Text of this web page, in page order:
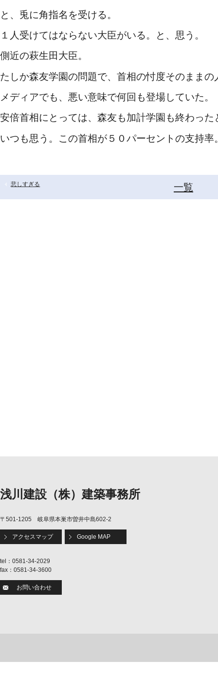
と、兎に角指名を受ける。
１人受けてはならない大臣がいる。と、思う。
側近の萩生田大臣。
たしか森友学園の問題で、首相の忖度そのままの
メディアでも、悪い意味で何回も登場していた。
安倍首相にとっては、森友も加計学園も終わった
いつも思う。この首相が５０パーセントの支持率
悲しすぎる 一覧
浅川建設（株）建築事務所
〒501-1205 岐阜県本巣市曽井中島602-2
アクセスマップ Google MAP
tel：0581-34-2029
fax：0581-34-3600
お問い合わせ